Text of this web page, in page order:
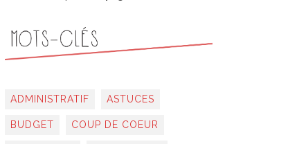
ADMINISTRATIF ASTUCES
BUDGET COUP DE COEUR